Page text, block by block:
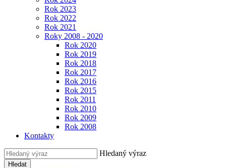
Rok 2023
Rok 2022
Rok 2021
Roky 2008 - 2020
Rok 2020
Rok 2019
Rok 2018
Rok 2017
Rok 2016
Rok 2015
Rok 2011
Rok 2010
Rok 2009
Rok 2008
Kontakty
Hledaný výraz
Hledat